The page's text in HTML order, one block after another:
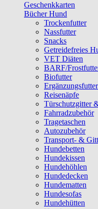
Geschenkkarten
Bücher Hund
Trockenfutter
Nassfutter
Snacks
Getreidefreies
VET Diäten
BARF/
Biofutter
Reisenäpfe
Türschutzgitter
Fahrradzubehör
Tragetaschen
Autozubehör
Transport- &
Hundebetten
Hundekissen
Hundehöhlen
Hundedecken
Hundematten
Hundesofas
Hundehütten